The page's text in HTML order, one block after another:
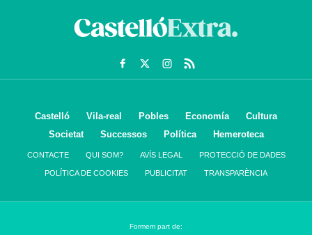
Castelló Vila-real Pobles Economía
Cultura
Societat
Successos Política Hemeroteca
CONTACTE QUI SOM? AVÍS LEGAL PROTECCIÓ DE DADES
POLÍTICA DE COOKIES PUBLICITAT TRANSPARÈNCIA
Formem part de: